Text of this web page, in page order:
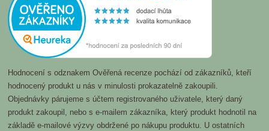
Hodnocení s odznakem Ověřená recenze pochází od zákazníků, kteří
hodnocený produkt u nás v minulosti prokazatelně zakoupili.
Objednávky párujeme s účtem registrovaného uživatele, který daný
produkt zakoupil, nebo s e-mailem zákazníka, který produkt hodnotil na
základě e-mailové výzvy obdržené po nákupu produktu. U ostatních